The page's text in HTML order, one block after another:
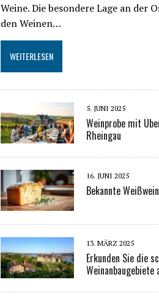
Weine. Die besondere Lage an der
den Weinen…
WEITERLESEN
5. JUNI 2025
Weinprobe mit
Rheingau
16. JUNI 2025
Bekannte
13. MÄRZ 2025
Erkunden Sie die
Weinanbaugebiete